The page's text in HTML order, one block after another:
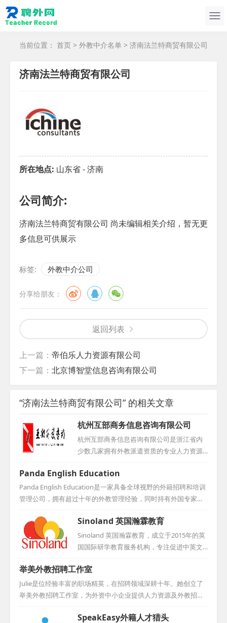
当前位置： 首页 > 外教中介名单 > 济南法兰特商贸有限公司
济南法兰特商贸有限公司
所在地点: 山东省 - 济南
公司简介:
济南法兰特商贸有限公司 尚未编辑相关介绍，暂无更
多信息可供展示
标签: 外教中介公司
分享给朋友：
返回列表
上一篇： 帝伯乐人力资源有限公司
下一篇： 北京博智堂信息咨询有限公司
“济南法兰特商贸有限公司” 的相关文章
杭州互部商务信息咨询有限公司
杭州互部商务信息咨询有限公司是浙江省内
少数几家拥有外教派遣资质的专业人力资源
机构，核心业务涵盖外教推荐、代招、派遣
及签证代理。目前，我们的服务已遍布全
国，并延伸至海外，如加拿大、英国和南非
等地均设有办事处。...
Panda English Education
Panda English Education是一家具备全球视野的外籍招聘和培训
管理公司，拥有超过十年的外教管理经验，同时持有外国专家证
及办学许可证。自成立以来，我们一直致力于为多家知名民办幼
儿园和小学（诸如浦东的爱绿幼儿园、海富金太阳幼儿园、世纪
星幼儿园、万科实验小学、七宝外国语小学、洋泾外国语小学、
菊园小学和海桐小学等）稳定地输送外教老师，为这些学校提供
了质量上乘且数量充足的师资支持，因此在业界赢得了广泛的好
评与卓越的口碑。...
Sinoland 英国瀚霖教育
Sinoland 英国瀚霖教育，成立于2015年的英
国国际研学教育服务机构，专注促进中英文
化教育交流。其业务涵盖研学项目运作、地
接服务及教育咨询，提供定制研学、教师培
训和留学项目。凭借卓越表现，赢得良好口
碑，年接待学员近500人次。作为English UK
认证会员，多次亮相国际峰会，展示专业实
力。Sinoland拥有丰富教育资源，提供全方
举美外教招聘工作室
Julie是位经验丰富的职场精英，在招聘领域深耕十年。她创立了
举美外教招聘工作室，为外资中小企业提供人力资源及外教招聘
的专业咨询。此前，她加入美国各州在华中心，为欲入华的美国
企业招聘人才。她还曾服务于荷兰的International Top Talent，
SpeakEasy外籍人才猎头